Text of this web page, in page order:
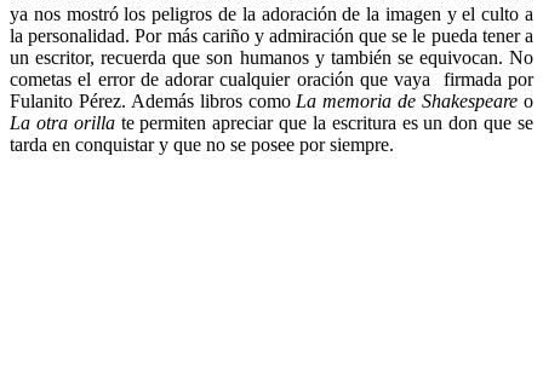
ya nos mostró los peligros de la adoración de la imagen y el culto a
la personalidad. Por más cariño y admiración que se le pueda tener a
un escritor, recuerda que son humanos y también se equivocan. No
cometas el error de adorar cualquier oración que vaya firmada por
Fulanito Pérez. Además libros como La memoria de Shakespeare o
La otra orillate permiten apreciar que la escritura es un don que se
tarda en conquistar y que no se posee por siempre.